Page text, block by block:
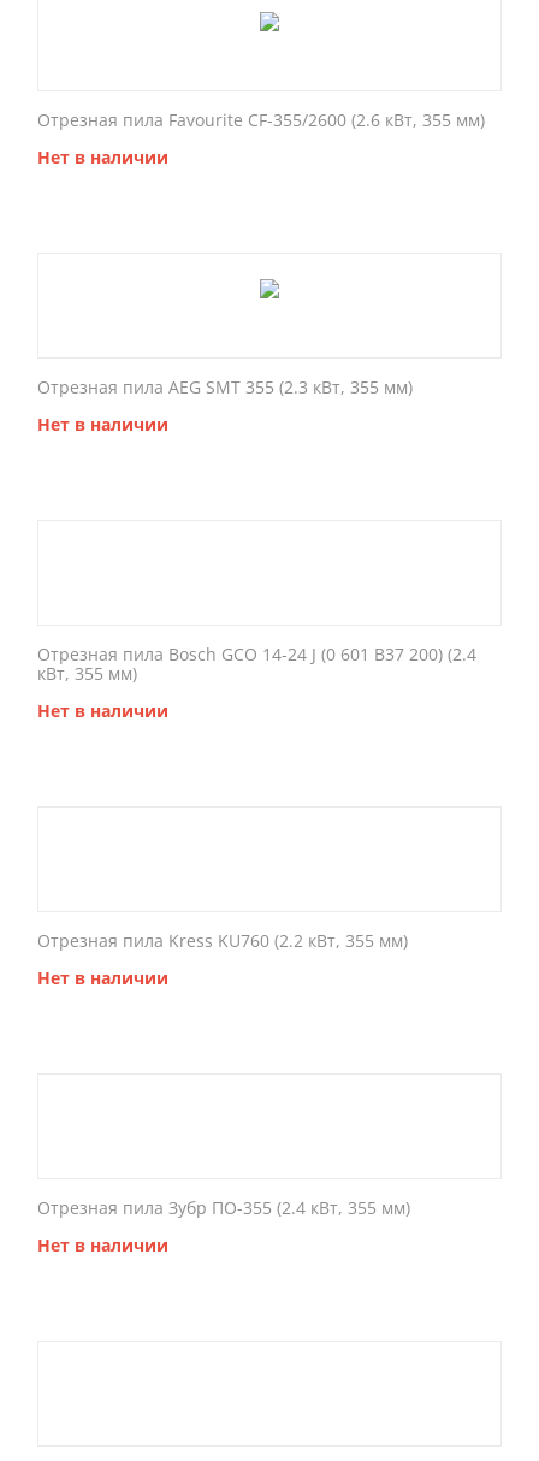
Отрезная пила Favourite CF-355/2600 (2.6 кВт, 355 мм)
Нет в наличии
Отрезная пила AEG SMT 355 (2.3 кВт, 355 мм)
Нет в наличии
Отрезная пила Bosch GCO 14-24 J (0 601 B37 200) (2.4
кВт, 355 мм)
Нет в наличии
Отрезная пила Kress KU760 (2.2 кВт, 355 мм)
Нет в наличии
Отрезная пила Зубр ПО-355 (2.4 кВт, 355 мм)
Нет в наличии